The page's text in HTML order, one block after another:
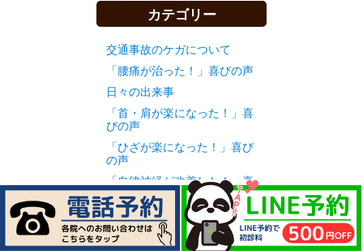
カテゴリー
交通事故のケガについて
「腰痛が治った！」喜びの声
日々の出来事
「首・肩が楽になった！」喜
びの声
「ひざが楽になった！」喜び
の声
「自律神経が改善した！」喜
びの声
初めての方へ サイト案内
腰痛について